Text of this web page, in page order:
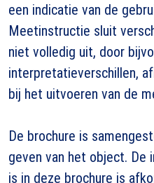
een indicatie van de
Meetinstructie sluit
niet volledig uit, door
interpretatieverschillen,
bij het uitvoeren van de
De brochure is
geven van het object. De
is in deze brochure is